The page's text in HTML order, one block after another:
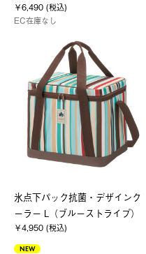
￥6,490 (税込)
EC在庫なし
氷点下パック抗菌・デザインク
ーラー L（ブルーストライプ）
￥4,950 (税込)
NEW